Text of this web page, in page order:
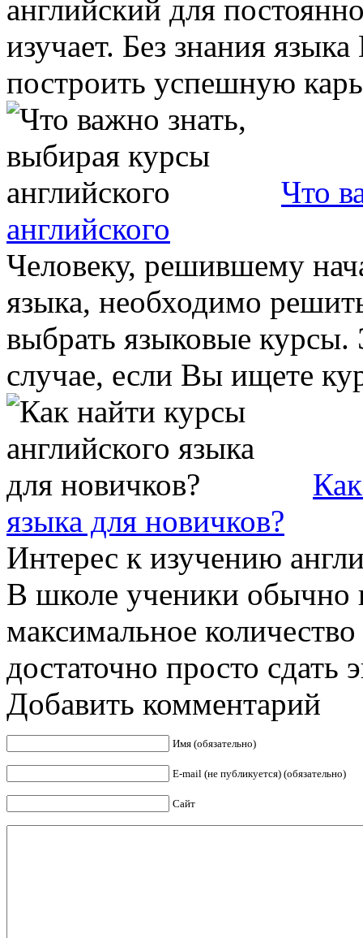
английский для
изучает. Без знания
построить успешную
Что
английского
Человеку, решившему
языка, необходимо
выбрать языковые курсы.
случае, если Вы ищете
языка для новичков?
Интерес к изучению
В школе ученики обычно
максимальное
достаточно просто сдать
Добавить комментарий
Имя (обязательно)
E-mail (не публикуется) (обязательно)
Сайт